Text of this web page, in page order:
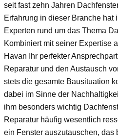
seit fast zehn Jahren
Erfahrung in dieser Branche hat
Experten rund um das Thema
Kombiniert mit seiner Expertise
Havan Ihr perfekter
Reparatur und den Austausch
stets die gesamte Bausituation
dabei im Sinne der
ihm besonders wichtig
Reparatur häufig wesentlich
ein Fenster auszutauschen, das